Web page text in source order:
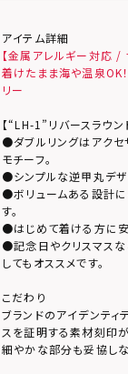
アイテム詳細
【金属アレルギー対応 /
着けたまま海や温泉OK
リー
【“LH-1”リバースラウン
●ダブルリングはアクセ
モチーフ。
●シンプルな逆甲丸デザ
●ボリュームある設計に
す。
●はじめて着ける方に
●記念日やクリスマスな
してもオススメです。
こだわり
ブランドのアイデンティ
スを証明する素材刻印
細やかな部分も妥協しな